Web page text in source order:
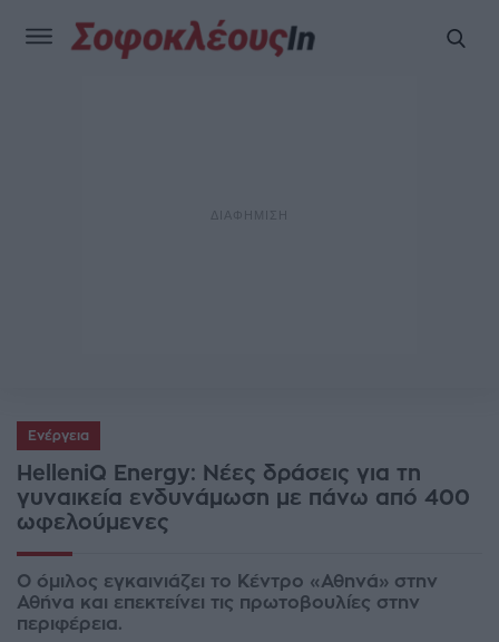
Ενέργεια
HelleniQ Energy: Νέες δράσεις για τη
γυναικεία ενδυνάμωση με πάνω από 400
ωφελούμενες
Ο όμιλος εγκαινιάζει το Κέντρο «Αθηνά» στην
Αθήνα και επεκτείνει τις πρωτοβουλίες στην
περιφέρεια.